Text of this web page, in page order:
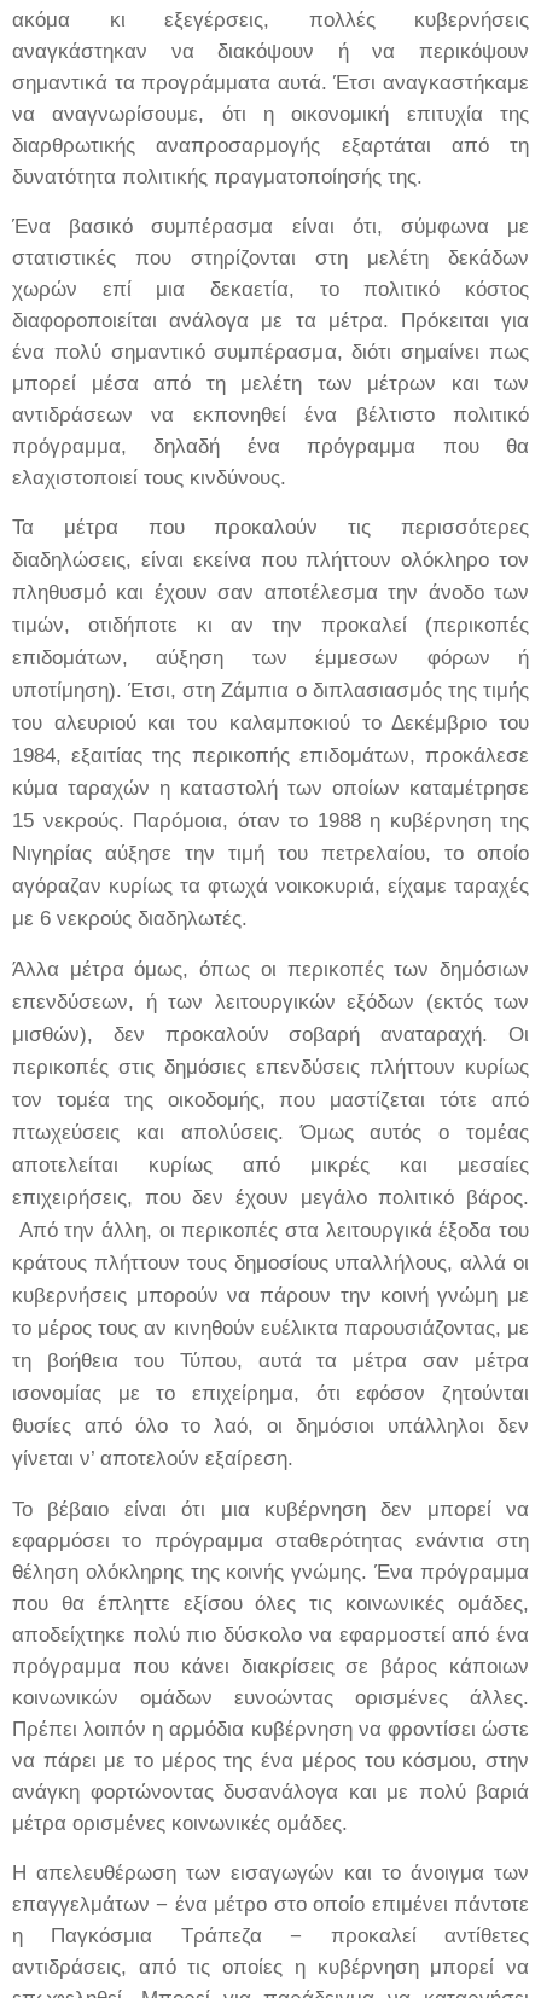
ακόμα κι εξεγέρσεις, πολλές κυβερνήσεις
αναγκάστηκαν να διακόψουν ή να περικόψουν
σημαντικά τα προγράμματα αυτά. Έτσι αναγκαστήκαμε
να αναγνωρίσουμε, ότι η οικονομική επιτυχία της
διαρθρωτικής αναπροσαρμογής εξαρτάται από τη
δυνατότητα πολιτικής πραγματοποίησής της.
Ένα βασικό συμπέρασμα είναι ότι, σύμφωνα με
στατιστικές που στηρίζονται στη μελέτη δεκάδων
χωρών επί μια δεκαετία, το πολιτικό κόστος
διαφοροποιείται ανάλογα με τα μέτρα. Πρόκειται για
ένα πολύ σημαντικό συμπέρασμα, διότι σημαίνει πως
μπορεί μέσα από τη μελέτη των μέτρων και των
αντιδράσεων να εκπονηθεί ένα βέλτιστο πολιτικό
πρόγραμμα, δηλαδή ένα πρόγραμμα που θα
ελαχιστοποιεί τους κινδύνους.
Τα μέτρα που προκαλούν τις περισσότερες
διαδηλώσεις, είναι εκείνα που πλήττουν ολόκληρο τον
πληθυσμό και έχουν σαν αποτέλεσμα την άνοδο των
τιμών, οτιδήποτε κι αν την προκαλεί (περικοπές
επιδομάτων, αύξηση των έμμεσων φόρων ή
υποτίμηση). Έτσι, στη Ζάμπια ο διπλασιασμός της τιμής
του αλευριού και του καλαμποκιού το Δεκέμβριο του
1984, εξαιτίας της περικοπής επιδομάτων, προκάλεσε
κύμα ταραχών η καταστολή των οποίων καταμέτρησε
15 νεκρούς. Παρόμοια, όταν το 1988 η κυβέρνηση της
Νιγηρίας αύξησε την τιμή του πετρελαίου, το οποίο
αγόραζαν κυρίως τα φτωχά νοικοκυριά, είχαμε ταραχές
με 6 νεκρούς διαδηλωτές.
Άλλα μέτρα όμως, όπως οι περικοπές των δημόσιων
επενδύσεων, ή των λειτουργικών εξόδων (εκτός των
μισθών), δεν προκαλούν σοβαρή αναταραχή. Οι
περικοπές στις δημόσιες επενδύσεις πλήττουν κυρίως
τον τομέα της οικοδομής, που μαστίζεται τότε από
πτωχεύσεις και απολύσεις. Όμως αυτός ο τομέας
αποτελείται κυρίως από μικρές και μεσαίες
επιχειρήσεις, που δεν έχουν μεγάλο πολιτικό βάρος.
Από την άλλη, οι περικοπές στα λειτουργικά έξοδα του
κράτους πλήττουν τους δημοσίους υπαλλήλους, αλλά οι
κυβερνήσεις μπορούν να πάρουν την κοινή γνώμη με
το μέρος τους αν κινηθούν ευέλικτα παρουσιάζοντας, με
τη βοήθεια του Τύπου, αυτά τα μέτρα σαν μέτρα
ισονομίας με το επιχείρημα, ότι εφόσον ζητούνται
θυσίες από όλο το λαό, οι δημόσιοι υπάλληλοι δεν
γίνεται ν’ αποτελούν εξαίρεση.
Το βέβαιο είναι ότι μια κυβέρνηση δεν μπορεί να
εφαρμόσει το πρόγραμμα σταθερότητας ενάντια στη
θέληση ολόκληρης της κοινής γνώμης. Ένα πρόγραμμα
που θα έπληττε εξίσου όλες τις κοινωνικές ομάδες,
αποδείχτηκε πολύ πιο δύσκολο να εφαρμοστεί από ένα
πρόγραμμα που κάνει διακρίσεις σε βάρος κάποιων
κοινωνικών ομάδων ευνοώντας ορισμένες άλλες.
Πρέπει λοιπόν η αρμόδια κυβέρνηση να φροντίσει ώστε
να πάρει με το μέρος της ένα μέρος του κόσμου, στην
ανάγκη φορτώνοντας δυσανάλογα και με πολύ βαριά
μέτρα ορισμένες κοινωνικές ομάδες.
Η απελευθέρωση των εισαγωγών και το άνοιγμα των
επαγγελμάτων − ένα μέτρο στο οποίο επιμένει πάντοτε
η Παγκόσμια Τράπεζα − προκαλεί αντίθετες
αντιδράσεις, από τις οποίες η κυβέρνηση μπορεί να